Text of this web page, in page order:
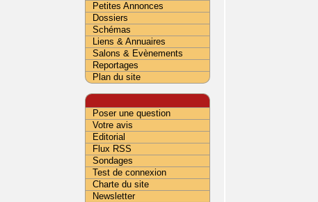
Petites Annonces
Dossiers
Schémas
Liens & Annuaires
Salons & Evènements
Reportages
Plan du site
Poser une question
Votre avis
Editorial
Flux RSS
Sondages
Test de connexion
Charte du site
Newsletter